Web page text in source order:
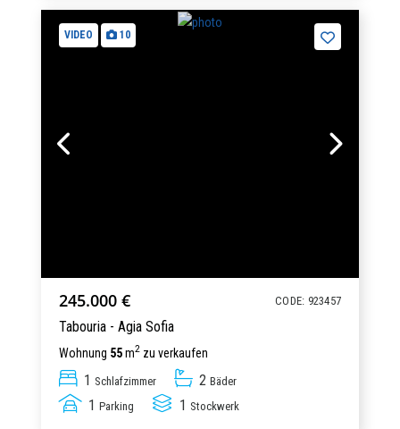
VIDEO 10
245.000 € CODE: 923457
Tabouria - Agia Sofia
Wohnung 55m2 zu verkaufen
1 Schlafzimmer 2 Bäder
1 Parking 1 Stockwerk